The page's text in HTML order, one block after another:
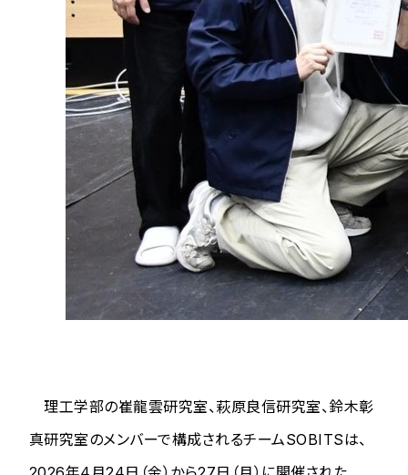
理工学部の崔龍雲研究室、萩原良信研究室、鈴木彰
真研究室のメンバーで構成されるチームSOBITSは、